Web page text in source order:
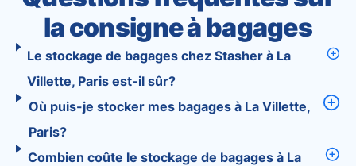
la consigne à bagages
Le stockage de bagages chez Stasher à La
Villette, Paris est-il sûr?
Où puis-je stocker mes bagages à La Villette,
Paris?
Combien coûte le stockage de bagages à La